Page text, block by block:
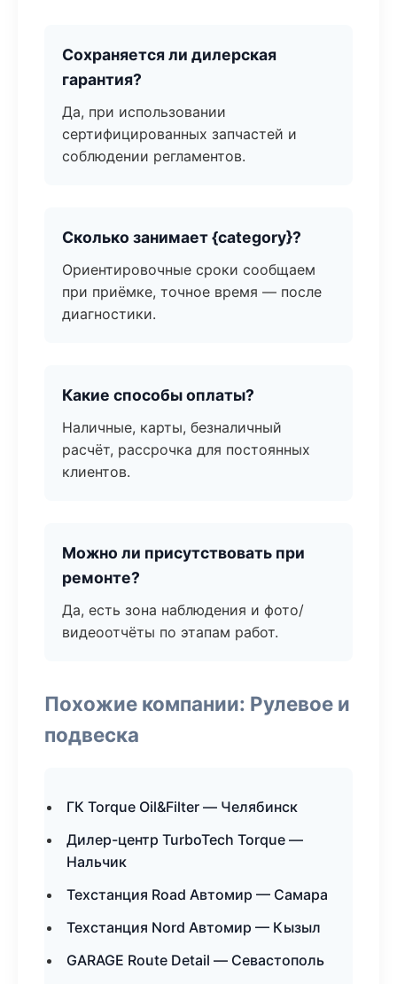
Сохраняется ли дилерская
гарантия?
Да, при использовании
сертифицированных запчастей и
соблюдении регламентов.
Сколько занимает {category}?
Ориентировочные сроки сообщаем
при приёмке, точное время — после
диагностики.
Какие способы оплаты?
Наличные, карты, безналичный
расчёт, рассрочка для постоянных
клиентов.
Можно ли присутствовать при
ремонте?
Да, есть зона наблюдения и фото/
видеоотчёты по этапам работ.
Похожие компании: Рулевое и
подвеска
ГК Torque Oil&Filter — Челябинск
Дилер-центр TurboTech Torque —
Нальчик
Техстанция Road Автомир — Самара
Техстанция Nord Автомир — Кызыл
GARAGE Route Detail — Севастополь